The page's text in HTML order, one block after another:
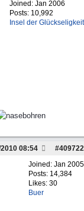
Joined: Jan 2006
Posts: 10,992
Insel der Glückseligkeit
#409722
08:54
Joined: Jan 2005
Posts: 14,384
Likes: 30
Buer